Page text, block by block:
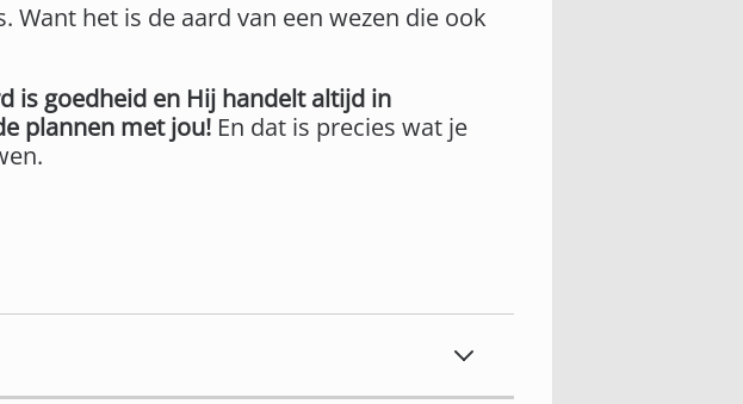
Want het is de aard van een wezen die ook
is goedheid en Hij handelt altijd in
plannen met jou! En dat is precies wat je